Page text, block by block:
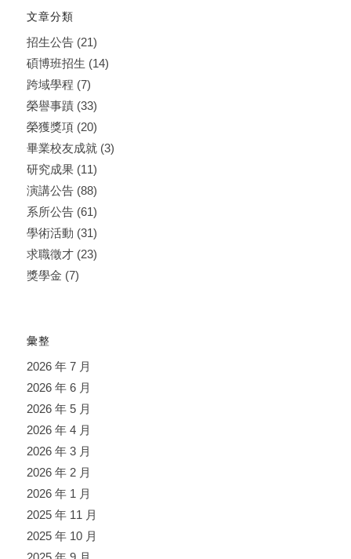
文章分類
招生公告(21)
碩博班招生 (14)
跨域學程 (7)
榮譽事蹟(33)
榮獲獎項(20)
畢業校友成就(3)
研究成果(11)
演講公告(88)
系所公告(61)
學術活動 (31)
求職徵才(23)
獎學金 (7)
彙整
2026 年 7 月
2026 年 6 月
2026 年 5 月
2026 年 4 月
2026 年 3 月
2026 年 2 月
2026 年 1 月
2025 年 11 月
2025 年 10 月